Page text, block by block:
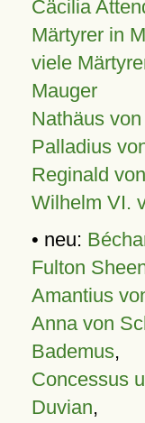
Cäcilia
Märtyrer in
viele
Mauger
Nathäus
Palladius
Reginald
Wilhelm VI.
• neu:
Fulton
Amantius
Anna von
Bademus,
Concessus
Duvian,